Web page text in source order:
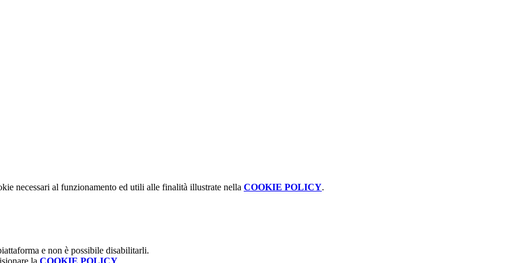
necessari al funzionamento ed utili alle finalità illustrate nella COOKIE POLICY.
e non è possibile disabilitarli.